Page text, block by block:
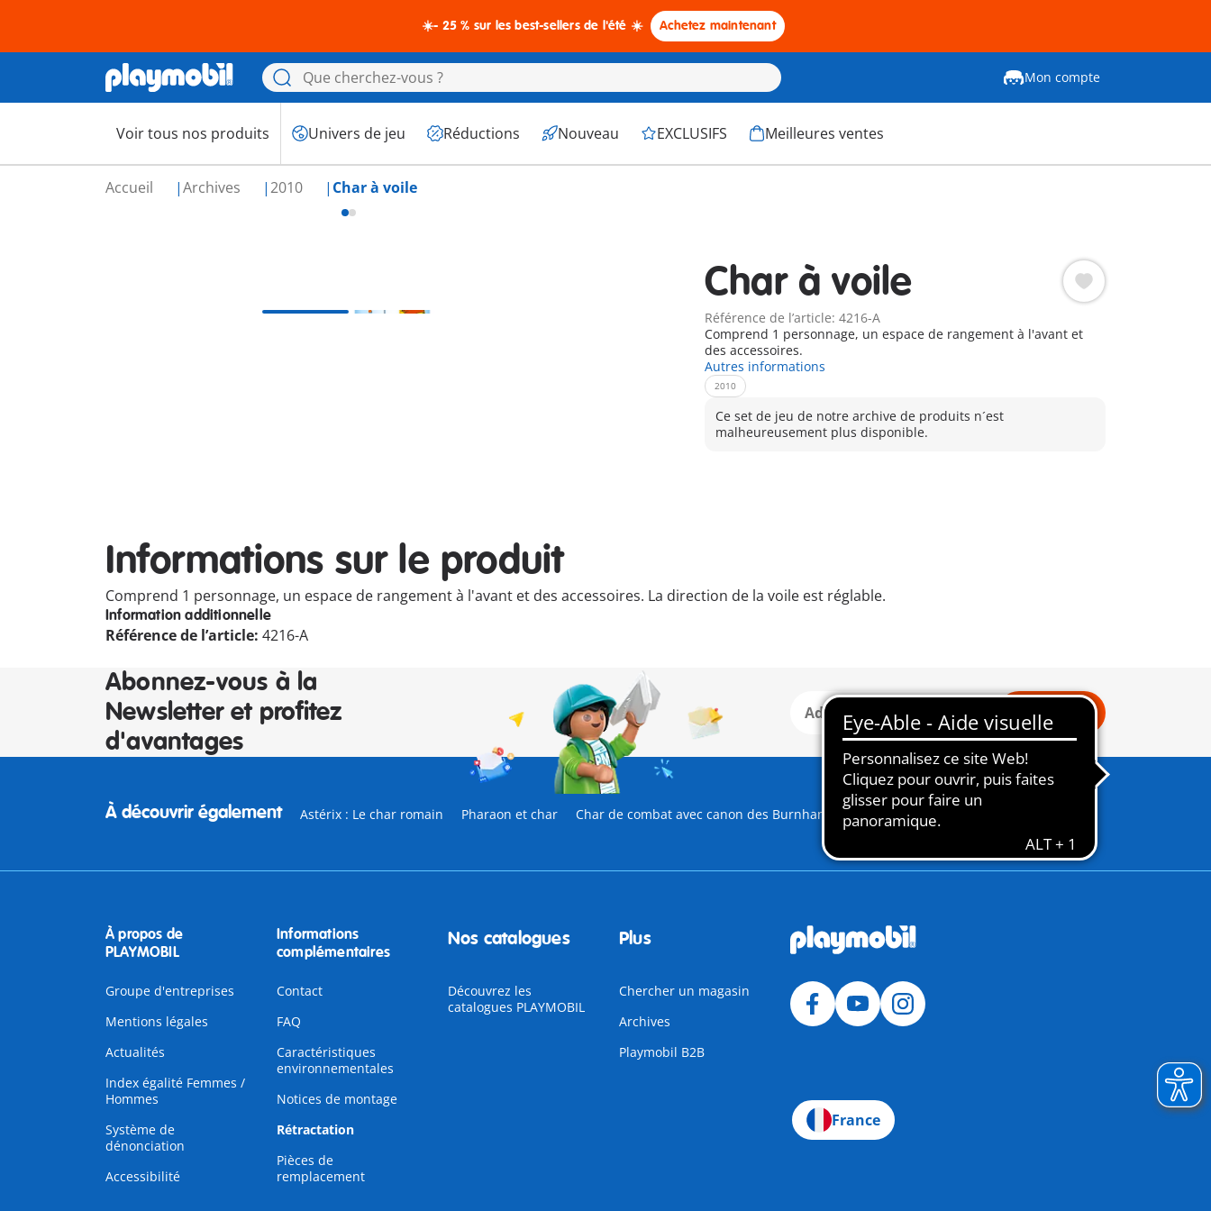
☀️- 25 % sur les best-sellers de l'été ☀️ Achetez maintenant
Mon compte
Voir tous nos produits Univers de jeu Réductions Nouveau EXCLUSIFS Meilleures ventes
Accueil Archives 2010 Char à voile
Char à voile
Référence de l’article: 4216-A
Comprend 1 personnage, un espace de rangement à l'avant et
des accessoires.
Autres informations
2010
Ce set de jeu de notre archive de produits n´est
malheureusement plus disponible.
Informations sur le produit
Comprend 1 personnage, un espace de rangement à l'avant et des accessoires. La direction de la voile est réglable.
Information additionnelle
Référence de l’article: 4216-A
Abonnez-vous à la
Newsletter et profitez
d'avantages
Connexion
À découvrir également Astérix : Le char romain Pharaon et char Char de combat avec canon des Burnham Raiders
À propos de
PLAYMOBIL
Groupe d'entreprises
Mentions légales
Actualités
Index égalité Femmes /
Hommes
Système de
dénonciation
Accessibilité
Informations
complémentaires
Contact
FAQ
Caractéristiques
environnementales
Notices de montage
Rétractation
Pièces de
remplacement
Nos catalogues
Découvrez les
catalogues PLAYMOBIL
Plus
Chercher un magasin
Archives
Playmobil B2B
France